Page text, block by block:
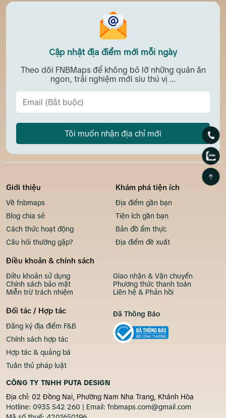
Cập nhật địa điểm mới mỗi ngày
Theo dõi FNBMaps để không bỏ lỡ những quán ăn
ngon, trải nghiệm mới siu thú vị ...
Tôi muốn nhận địa chỉ mới
Giới thiệu
Về fnbmaps
Blog chia sẻ
Cách thức hoạt động
Câu hỏi thường gặp?
Khám phá tiện ích
Địa điểm gần bạn
Tiện ích gần bạn
Bản đồ ẩm thực
Địa điểm đề xuất
Điều khoản & chính sách
Điều khoản sử dụng
Chính sách bảo mật
Miễn trừ trách nhiệm
Giao nhận & Vận chuyển
Phương thức thanh toán
Liên hệ & Phản hồi
Đối tác / Hợp tác
Đăng ký địa điểm F&B
Chính sách hợp tác
Hợp tác & quảng bá
Tuân thủ pháp luật
CÔNG TY TNHH PUTA DESIGN
Địa chỉ: 02 Đồng Nai, Phường Nam Nha Trang, Khánh Hòa
Hotline: 0935 542 260 | Email: fnbmaps.com@gmail.com
Đã Thông Báo